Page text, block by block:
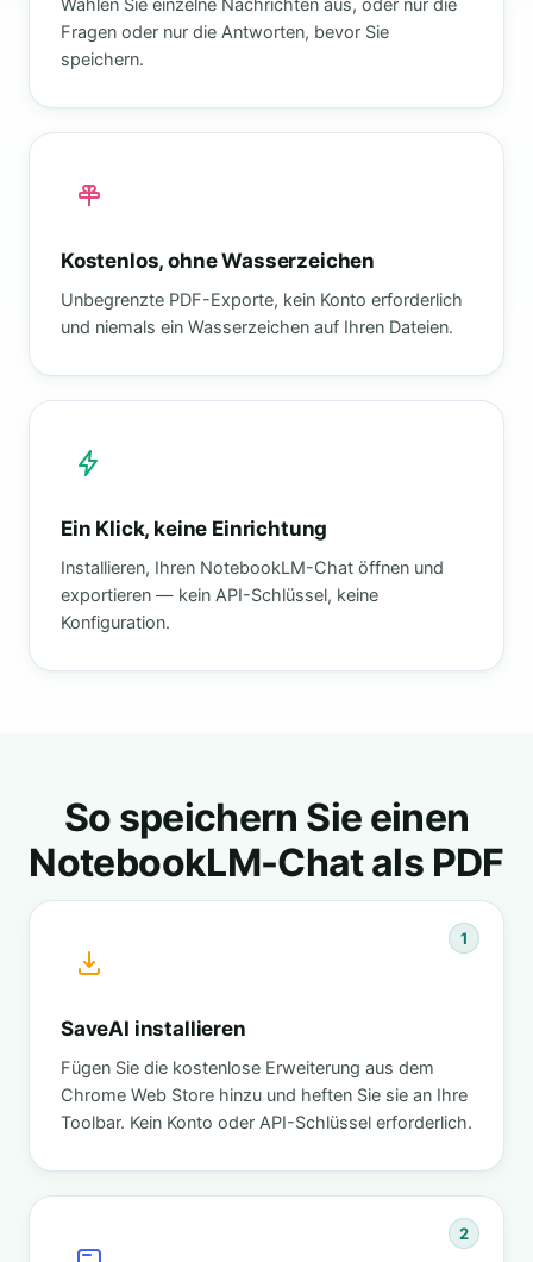
Wählen Sie einzelne Nachrichten aus, oder nur die
Fragen oder nur die Antworten, bevor Sie
speichern.
Kostenlos, ohne Wasserzeichen
Unbegrenzte PDF-Exporte, kein Konto erforderlich
und niemals ein Wasserzeichen auf Ihren Dateien.
Ein Klick, keine Einrichtung
Installieren, Ihren NotebookLM-Chat öffnen und
exportieren — kein API-Schlüssel, keine
Konfiguration.
So speichern Sie einen
NotebookLM-Chat als PDF
1
SaveAI installieren
Fügen Sie die kostenlose Erweiterung aus dem
Chrome Web Store hinzu und heften Sie sie an Ihre
Toolbar. Kein Konto oder API-Schlüssel erforderlich.
2